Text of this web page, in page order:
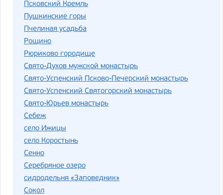
Псковский Кремль
Пушкинские горы
Пчелиная усадьба
Рощино
Рюриково городище
Свято-Духов мужской монастырь
Свято-Успенский Псково-Печерский монастырь
Свято-Успенский Святогорский монастырь
Свято-Юрьев монастырь
Себеж
село Ижицы
село Коростынь
Сенно
Серебряное озеро
сидродельня «Заповедник»
Сокол